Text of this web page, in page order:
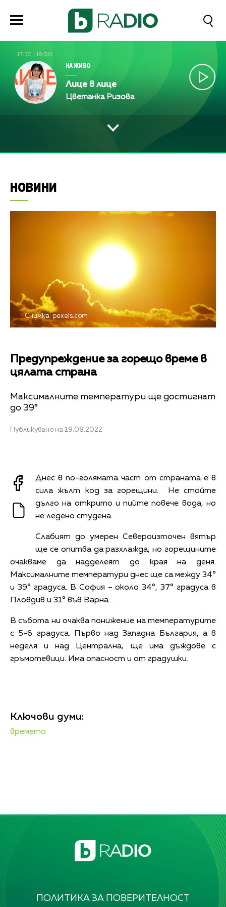
17:30 18:00
НА ЖИВО
Лице в лице
Цветанка Ризова
НОВИНИ
Снимка: pexels.com
Предупреждение за горещо време в
цялата страна
Максималните температури ще достигнат
до 39°
Публикувано на 19.08.2022
Днес в по-голямата част от страната е в
сила жълт код за горещини. Не стойте
дълго на открито и пийте повече вода, но
не ледено студена.
Слабият до умерен Североизточен вятър
ще се опитва да разхлажда, но горещините
очакваме да надделеят до края на деня.
Максималните температури днес ще са между 34°
и 39° градуса. В София – около 34°, 37° градуса в
Пловдив и 31° във Варна.
В събота ни очаква понижение на температурите
с 5-6 градуса. Първо над Западна България, а в
неделя и над Централна, ще има дъждове с
гръмотевици. Има опасност и от градушки.
Ключови думи:
времето
ПОЛИТИКА ЗА ПОВЕРИТЕЛНОСТ